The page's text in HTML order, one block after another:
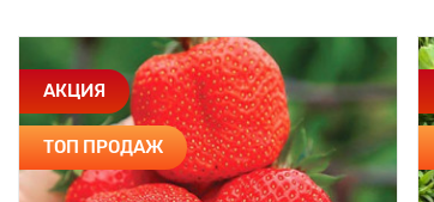
АКЦИЯ
ТОП ПРОДАЖ